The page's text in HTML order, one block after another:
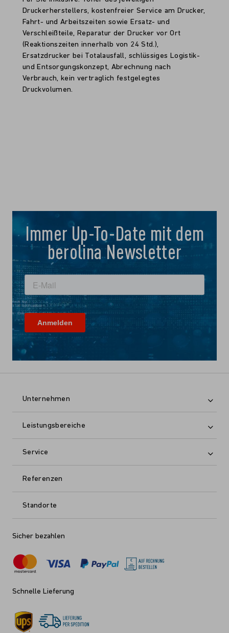
Druckerherstellers, kostenfreier Service am Drucker,
Fahrt- und Arbeitszeiten sowie Ersatz- und
Verschleißteile, Reparatur der Drucker vor Ort
(Reaktionszeiten innerhalb von 24 Std.),
Ersatzdrucker bei Totalausfall, schlüssiges Logistik-
und Entsorgungskonzept, Abrechnung nach
Verbrauch, kein vertraglich festgelegtes
Druckvolumen.
Immer Up-To-Date mit dem
berolina Newsletter
Unternehmen
Leistungsbereiche
Service
Referenzen
Standorte
Sicher bezahlen
Schnelle Lieferung